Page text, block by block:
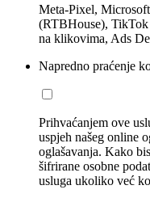
Meta-Pixel,
(RTBHouse), TikTok
na klikovima, Ads
Napredno praćenje
Prihvaćanjem ove
uspjeh našeg online
oglašavanja. Kako
šifrirane osobne
usluga ukoliko već